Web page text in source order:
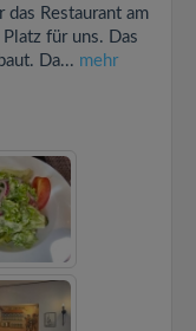
Restaurant am
für uns. Das
Da... mehr